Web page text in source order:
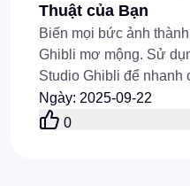
Thuật của Bạn
Biến mọi bức ảnh
Ghibli mơ mộng. Sử
Studio Ghibli để nhanh
Ghibli chuyển động ổn
Ngày: 2025-09-22
0